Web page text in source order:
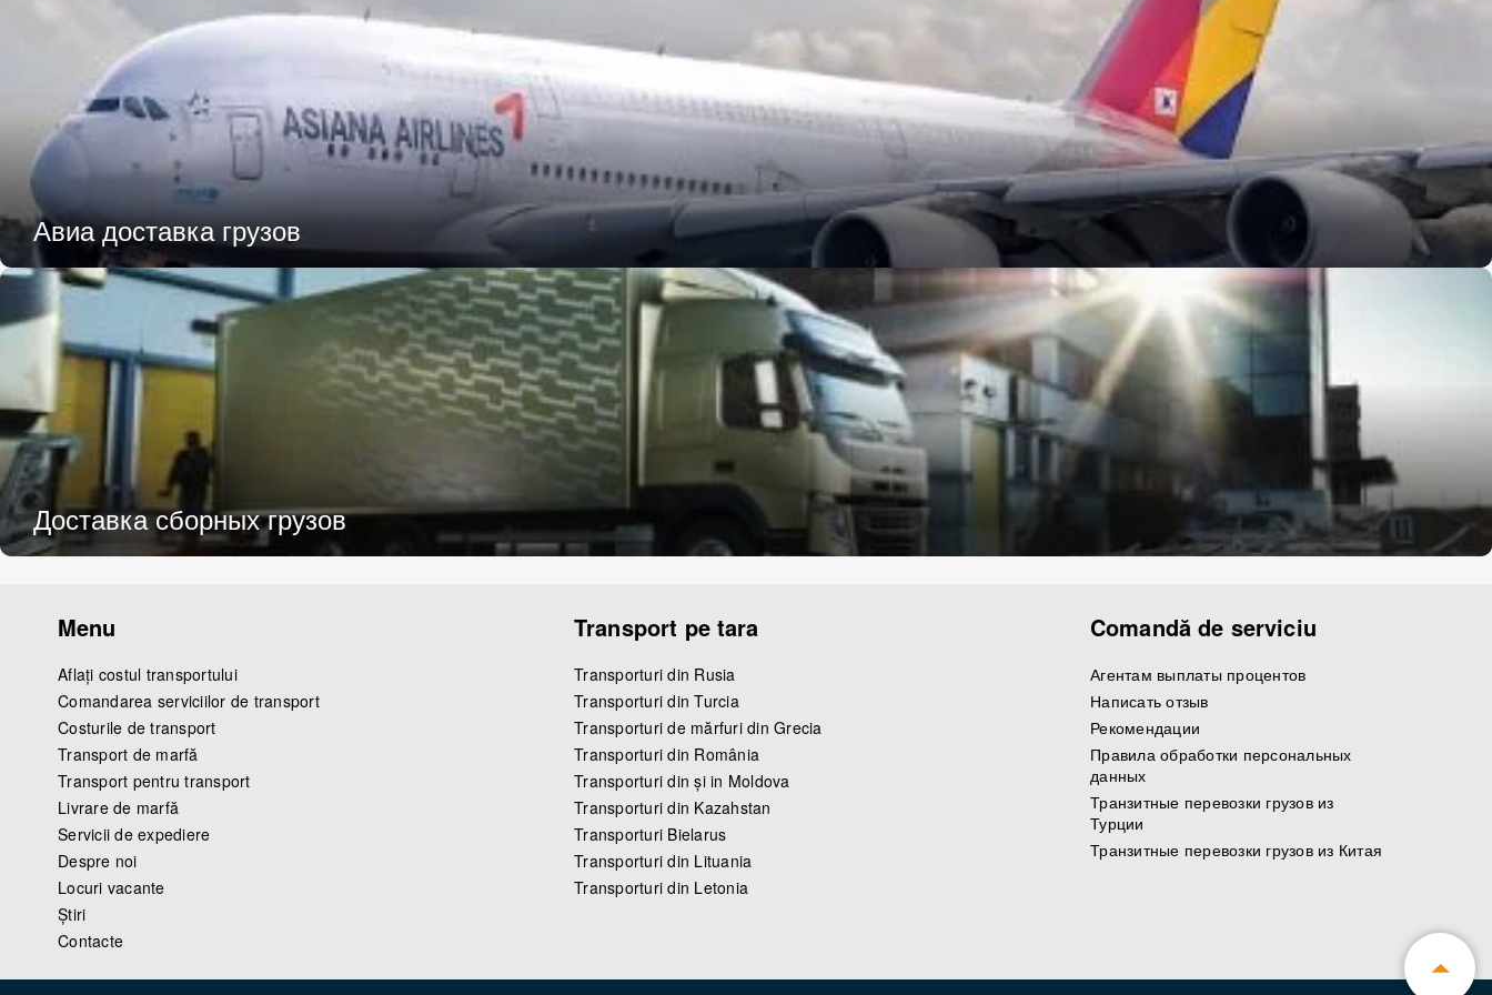
Авиа доставка грузов
Доставка сборных грузов
Menu
Aflați costul transportului
Comandarea serviciilor de transport
Costurile de transport
Transport de marfă
Transport pentru transport
Livrare de marfă
Servicii de expediere
Despre noi
Locuri vacante
Știri
Contacte
Transport pe tara
Transporturi din Rusia
Transporturi din Turcia
Transporturi de mărfuri din Grecia
Transporturi din România
Transporturi din şi in Moldova
Transporturi din Kazahstan
Transporturi Bielarus
Transporturi din Lituania
Transporturi din Letonia
Comandă de serviciu
Агентам выплаты процентов
Написать отзыв
Рекомендации
Правила обработки персональных
данных
Транзитные перевозки грузов из
Турции
Транзитные перевозки грузов из Китая